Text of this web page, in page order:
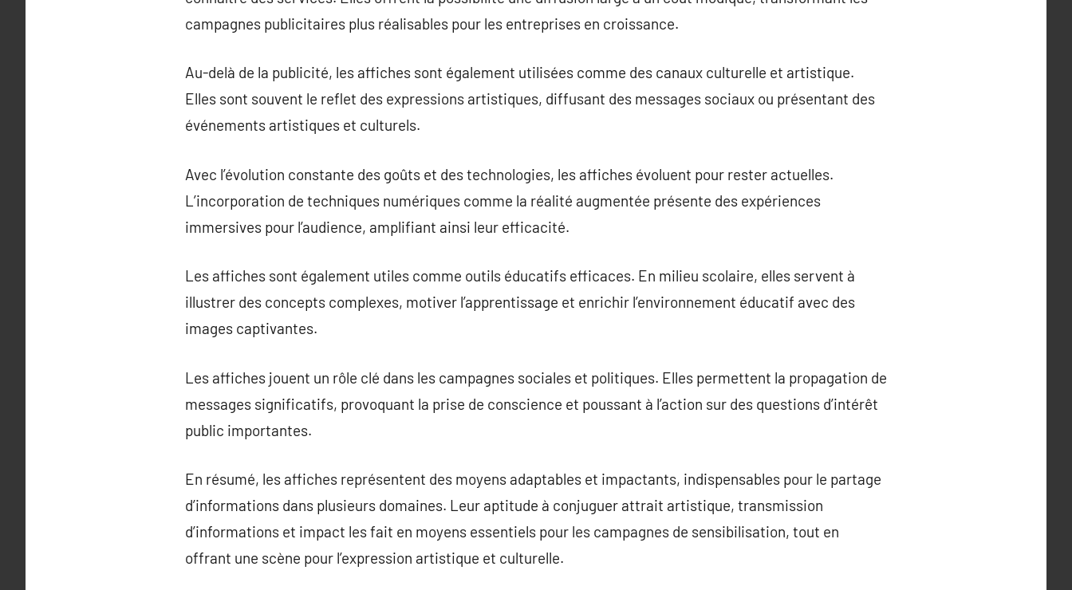
campagnes publicitaires plus réalisables pour les entreprises en croissance.
Au-delà de la publicité, les affiches sont également utilisées comme des canaux culturelle et artistique.
Elles sont souvent le reflet des expressions artistiques, diffusant des messages sociaux ou présentant des
événements artistiques et culturels.
Avec l’évolution constante des goûts et des technologies, les affiches évoluent pour rester actuelles.
L’incorporation de techniques numériques comme la réalité augmentée présente des expériences
immersives pour l’audience, amplifiant ainsi leur efficacité.
Les affiches sont également utiles comme outils éducatifs efficaces. En milieu scolaire, elles servent à
illustrer des concepts complexes, motiver l’apprentissage et enrichir l’environnement éducatif avec des
images captivantes.
Les affiches jouent un rôle clé dans les campagnes sociales et politiques. Elles permettent la propagation de
messages significatifs, provoquant la prise de conscience et poussant à l’action sur des questions d’intérêt
public importantes.
En résumé, les affiches représentent des moyens adaptables et impactants, indispensables pour le partage
d’informations dans plusieurs domaines. Leur aptitude à conjuguer attrait artistique, transmission
d’informations et impact les fait en moyens essentiels pour les campagnes de sensibilisation, tout en
offrant une scène pour l’expression artistique et culturelle.